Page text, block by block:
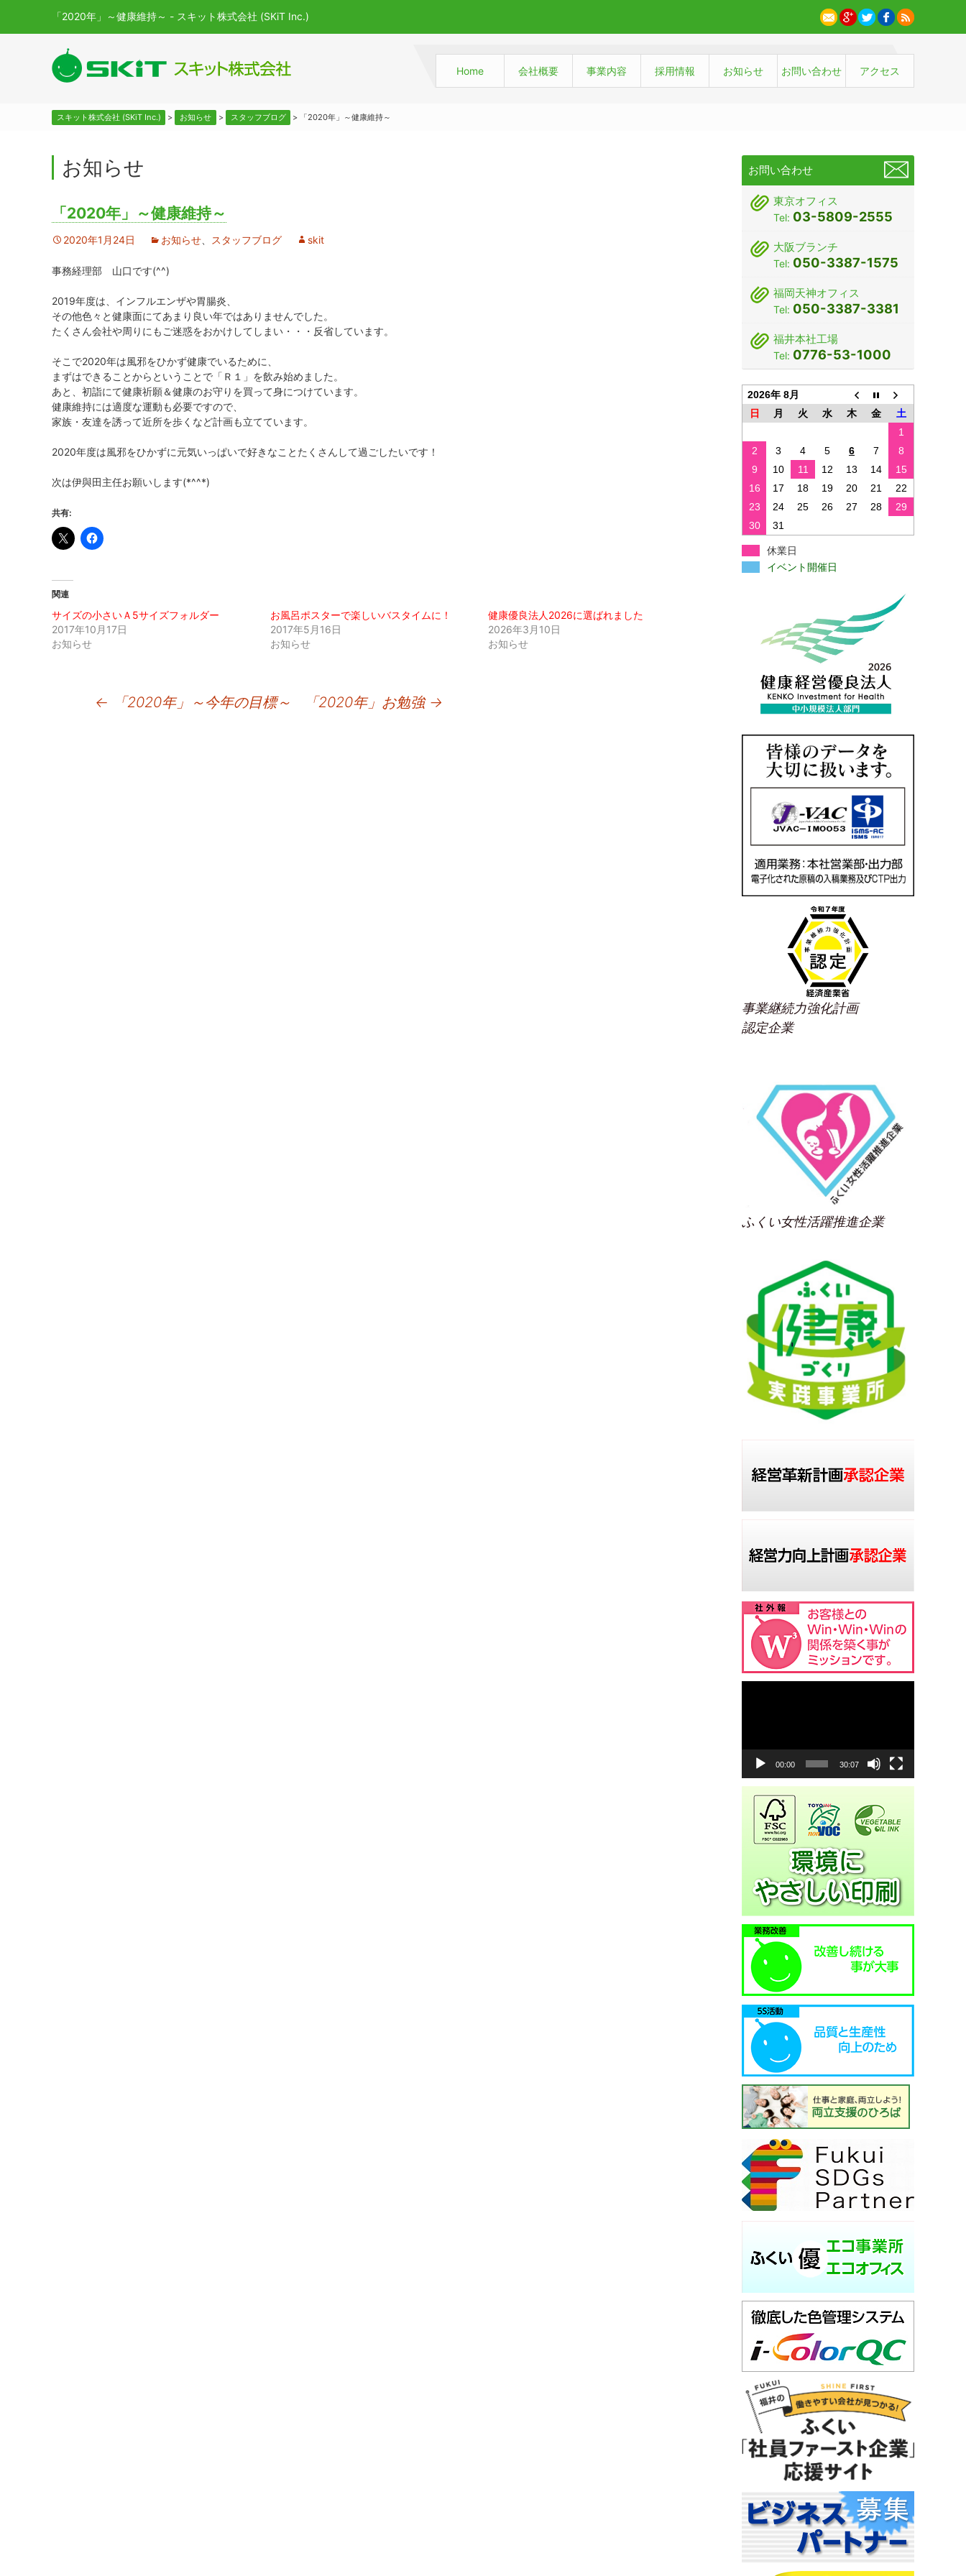
「2020年」～健康維持～ - スキット株式会社 (SKiT Inc.)
Home 会社概要 事業内容 採用情報 お知らせ お問い合わせ アクセス
スキット株式会社 (SKiT Inc.) > お知らせ > スタッフブログ > 「2020年」～健康維持～
お知らせ
「2020年」～健康維持～
2020年1月24日 お知らせ スタッフブログ skit
事務経理部 山口です(^^)
2019年度は、インフルエンザや胃腸炎、
その他色々と健康面にてあまり良い年ではありませんでした。
たくさん会社や周りにもご迷惑をおかけしてしまい・・・反省しています。
そこで2020年は風邪をひかず健康でいるために、
まずはできることからということで「Ｒ１」を飲み始めました。
あと、初詣にて健康祈願＆健康のお守りを買って身につけています。
健康維持には適度な運動も必要ですので、
家族・友達を誘って近所を歩くなど計画も立てています。
2020年度は風邪をひかずに元気いっぱいで好きなことたくさんして過ごしたいです！
次は伊與田主任お願いします(*^^*)
共有:
関連
サイズの小さいＡ5サイズフォルダー
2017年10月17日
お知らせ
お風呂ポスターで楽しいバスタイムに！
2017年5月16日
お知らせ
健康優良法人2026に選ばれました
2026年3月10日
お知らせ
← 「2020年」～今年の目標～ 「2020年」お勉強 →
お問い合わせ
東京オフィス
Tel: 03-5809-2555
大阪ブランチ
Tel: 050-3387-1575
福岡天神オフィス
Tel: 050-3387-3381
福井本社工場
Tel: 0776-53-1000
2026年 8月
日
月 火 水 木 金
土
1
2
3 4 5 6 7
8
9
10 11 12 13 14
15
16
17 18 19 20 21
22
23
24 25 26 27 28
29
30
31
休業日
イベント開催日
事業継続力強化計画
認定企業
ふくい女性活躍推進企業
ー
ー
00:00 30:07